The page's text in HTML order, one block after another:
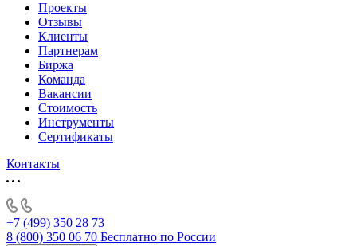
Проекты
Отзывы
Клиенты
Партнерам
Биржа
Команда
Вакансии
Стоимость
Инструменты
Сертификаты
Контакты
+7 (499) 350 28 73
8 (800) 350 06 70 Бесплатно по России